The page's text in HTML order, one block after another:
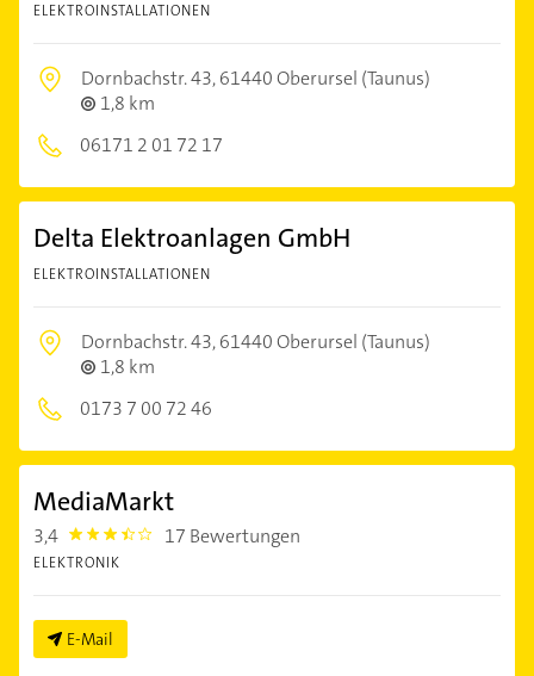
ELEKTROINSTALLATIONEN
Dornbachstr. 43,61440 Oberursel (Taunus)
1,8 km
06171 2 01 72 17
Delta Elektroanlagen GmbH
ELEKTROINSTALLATIONEN
Dornbachstr. 43,61440 Oberursel (Taunus)
1,8 km
0173 7 00 72 46
MediaMarkt
3,4 3.4 17 Bewertungen
ELEKTRONIK
E-Mail